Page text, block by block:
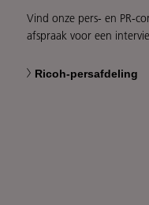
Vind onze pers- en PR-
afspraak voor een
Ricoh-persafdeling